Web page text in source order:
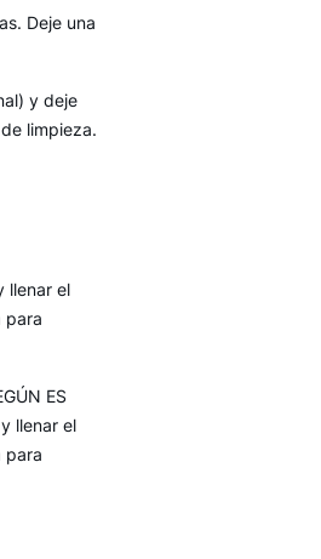
Deje una
y deje
limpieza.
llenar el
para
ES
llenar el
para